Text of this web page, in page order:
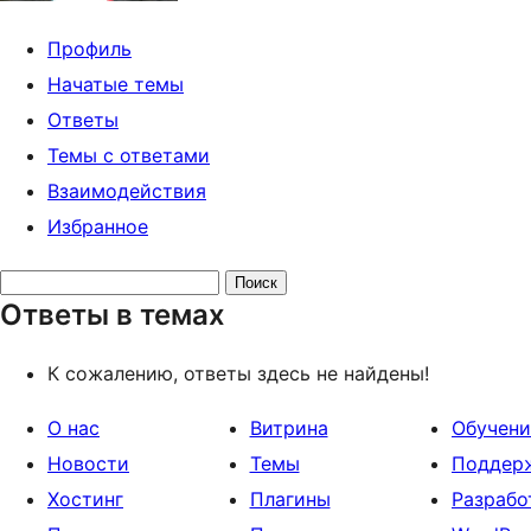
Профиль
Начатые темы
Ответы
Темы с ответами
Взаимодействия
Избранное
ответов:
Ответы в темах
К сожалению, ответы здесь не найдены!
О нас
Новости
Хостинг
Витрина
Темы
Плагины